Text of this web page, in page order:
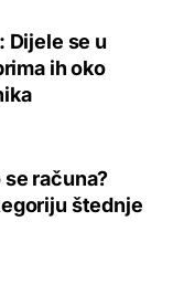
Dijele se u
ih oko
se računa?
štednje